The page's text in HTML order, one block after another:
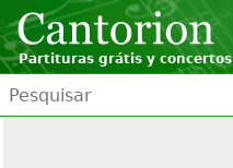
Partituras grátis y concertos